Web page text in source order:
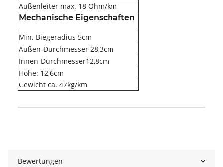
Außenleiter max. 18 Ohm/km
Mechanische Eigenschaften
Min. Biegeradius 5cm
Außen-Durchmesser 28,3cm
Innen-Durchmesser12,8cm
Höhe: 12,6cm
Gewicht ca. 47kg/km
Bewertungen